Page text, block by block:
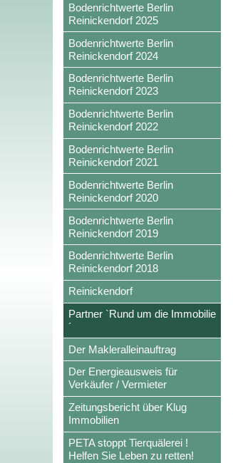
Bodenrichtwerte Berlin
Reinickendorf 2025
Bodenrichtwerte Berlin
Reinickendorf 2024
Bodenrichtwerte Berlin
Reinickendorf 2023
Bodenrichtwerte Berlin
Reinickendorf 2022
Bodenrichtwerte Berlin
Reinickendorf 2021
Bodenrichtwerte Berlin
Reinickendorf 2020
Bodenrichtwerte Berlin
Reinickendorf 2019
Bodenrichtwerte Berlin
Reinickendorf 2018
Reinickendorf
Partner `Rund um die Immobilie
´
Der Makleralleinauftrag
Der Energieausweis für
Verkäufer / Vermieter
Zeitungsbericht über Klug
Immobilien
PETA stoppt Tierquälerei !
Helfen Sie Leben zu retten!